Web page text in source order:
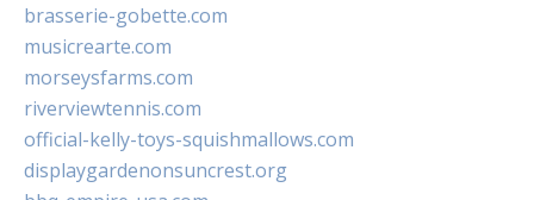
brasserie-gobette.com
musicrearte.com
morseysfarms.com
riverviewtennis.com
official-kelly-toys-squishmallows.com
displaygardenonsuncrest.org